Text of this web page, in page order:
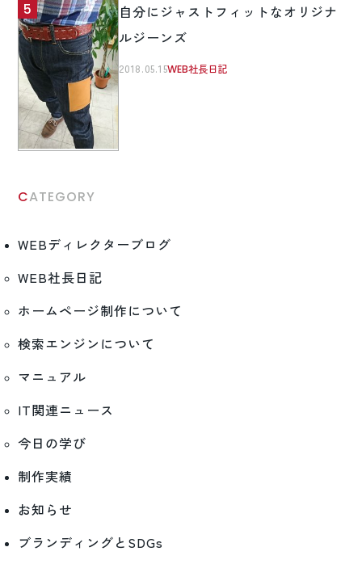
自分にジャストフィットなオリジナ
ルジーンズ
2018.05.15WEB社長日記
CATEGORY
WEBディレクターブログ
WEB社長日記
ホームページ制作について
検索エンジンについて
マニュアル
IT関連ニュース
今日の学び
制作実績
お知らせ
ブランディングとSDGs